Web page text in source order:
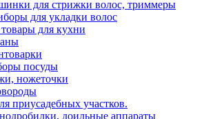
для стрижки волос, триммеры
для укладки волос
для кухни
посуды
ножеточки
приусадебных участков.
доильные аппараты